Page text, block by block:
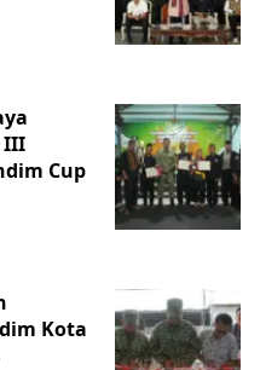
III
Cup
Kota